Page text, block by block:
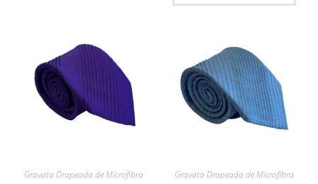
Gravata Drapeada de Microfibra Gravata Drapeada de Microfibra